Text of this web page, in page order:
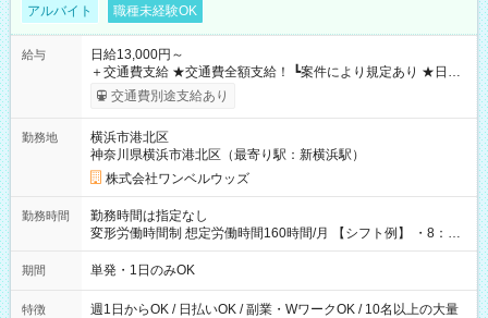
アルバイト 職種未経験OK
給与
日給13,000円～
＋交通費支給 ★交通費全額支給！ ┗案件により規定あり ★日払
いOK！（規定あり） ┗働いたその日に現金GET♪ お仕事後はコ
ンビニATMから 日払い分を引き落とせます！ 【試用期間】試
交通費別途支給あり
勤務地
横浜市港北区
神奈川県横浜市港北区（最寄り駅：新横浜駅）
株式会社ワンベルウッズ
勤務時間
勤務時間は指定なし
変形労働時間制 想定労働時間160時間/月 【シフト例】 ・8：00
～21：00
期間 単発・1日のみOK
特徴
週1日からOK / 日払いOK / 副業・WワークOK / 10名以上の大量